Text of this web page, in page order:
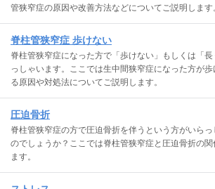
管狭窄症の原因や改善方法などについてご説明します
脊柱管狭窄症 歩けない
脊柱管狭窄症になった方で「歩けない」もしくは「
っしゃいます。ここでは生中間狭窄症になった方が
る原因や対処法についてご説明します。
圧迫骨折
脊柱管狭窄症の方で圧迫骨折を伴うという方がいら
のでしょうか？ここでは脊柱管狭窄症と圧迫骨折の
ます。